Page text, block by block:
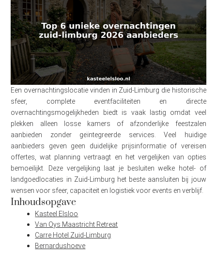
Een overnachtingslocatie vinden in Zuid-Limburg die historische
sfeer, complete eventfaciliteiten en directe
overnachtingsmogelijkheden biedt is vaak lastig omdat veel
plekken alleen losse kamers of afzonderlijke feestzalen
aanbieden zonder geïntegreerde services. Veel huidige
aanbieders geven geen duidelijke prijsinformatie of vereisen
offertes, wat planning vertraagt en het vergelijken van opties
bemoeilijkt. Deze vergelijking laat je besluiten welke hotel- of
landgoedlocaties in Zuid-Limburg het beste aansluiten bij jouw
wensen voor sfeer, capaciteit en logistiek voor events en verblijf.
Inhoudsopgave
Kasteel Elsloo
Van Oys Maastricht Retreat
Carre Hotel Zuid-Limburg
Bernardushoeve